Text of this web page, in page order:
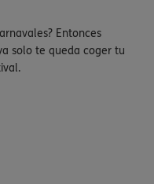
Entonces
solo te queda coger tu